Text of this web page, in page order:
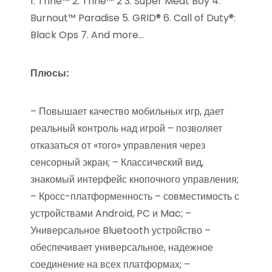
Burnout™ Paradise 5. GRID® 6. Call of Duty®:
Black Ops 7. And more…
Плюсы:
– Повышает качество мобильных игр, дает
реальный контроль над игрой – позволяет
отказаться от «того» управления через
сенсорный экран; – Классический вид,
знакомый интерфейс кнопочного управления;
– Кросс-платформенность – совместимость с
устройствами Android, PC и Mac; –
Универсальное Bluetooth устройство –
обеспечивает универсальное, надежное
соединение на всех платформах; –